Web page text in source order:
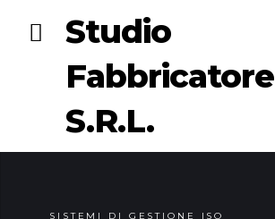
Studio
Fabbricatore
S.R.L.
SISTEMI DI GESTIONE ISO